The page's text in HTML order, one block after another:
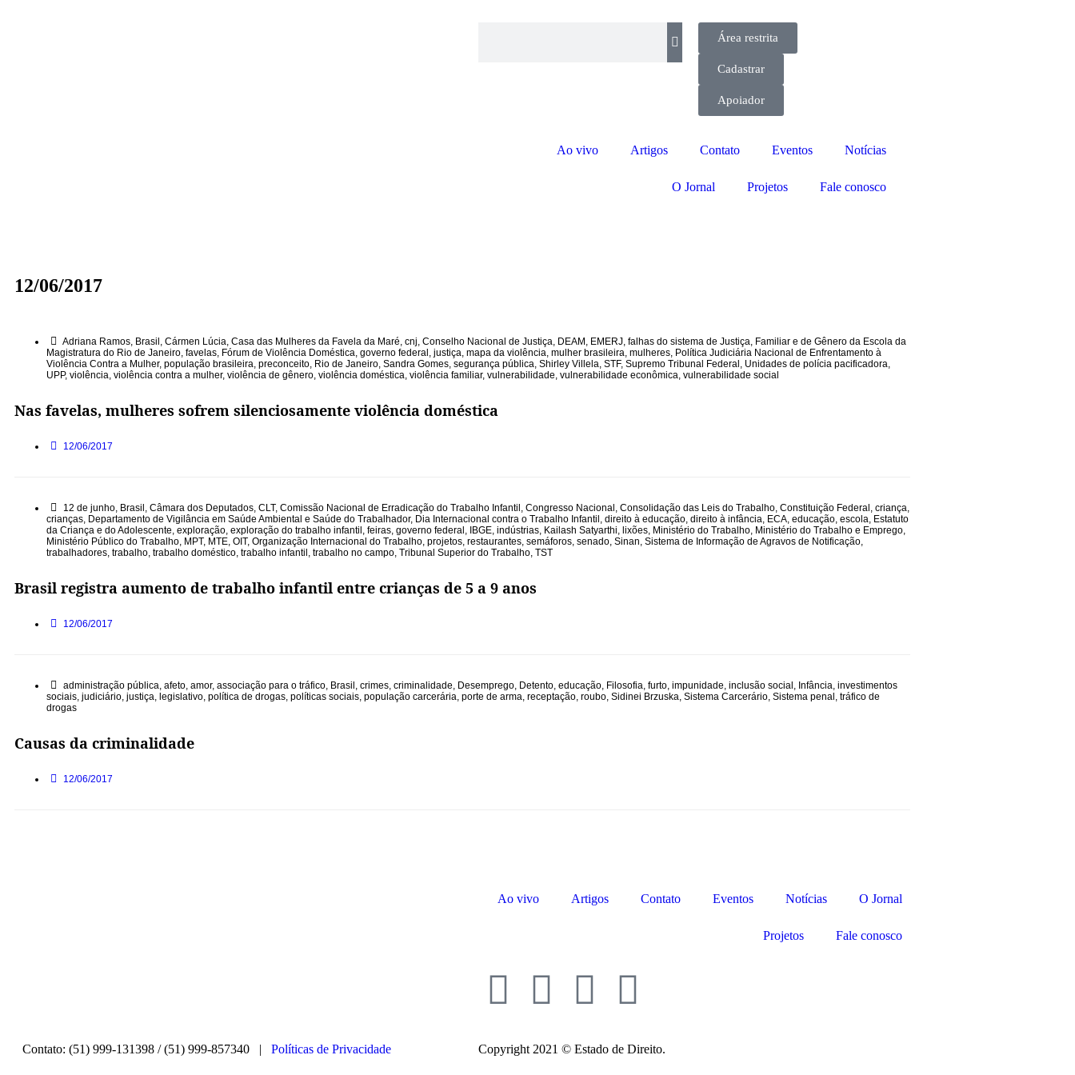
Área restrita
Cadastrar
Apoiador
Ao vivo Artigos Contato Eventos Notícias
O Jornal Projetos Fale conosco
12/06/2017
Adriana Ramos, Brasil , Cármen Lúcia, Casa das Mulheres da Favela da Maré, cnj, Conselho Nacional de Justiça, DEAM , EMERJ, falhas do sistema de Justiça, Familiar e de Gênero da Escola da
Magistratura do Rio de Janeiro, favelas, Fórum de Violência Doméstica, governo federal , justiça, mapa da violência, mulher brasileira, mulheres, Política Judiciária Nacional de Enfrentamento à
Violência Contra a Mulher, população brasileira, preconceito, Rio de Janeiro, Sandra Gomes, segurança pública, Shirley Villela, STF, Supremo Tribunal Federal , Unidades de polícia pacificadora,
UPP, violência, violência contra a mulher, violência de gênero, violência doméstica, violência familiar, vulnerabilidade, vulnerabilidade econômica, vulnerabilidade social
Nas favelas, mulheres sofrem silenciosamente violência doméstica
12/06/2017
12 de junho, Brasil , Câmara dos Deputados, CLT, Comissão Nacional de Erradicação do Trabalho Infantil , Congresso Nacional , Consolidação das Leis do Trabalho, Constituição Federal , criança,
crianças, Departamento de Vigilância em Saúde Ambiental e Saúde do Trabalhador, Dia Internacional contra o Trabalho Infantil , direito à educação, direito à infância, ECA, educação, escola, Estatuto
da Criança e do Adolescente, exploração, exploração do trabalho infantil , feiras, governo federal , IBGE, indústrias, Kailash Satyarthi, lixões, Ministério do Trabalho, Ministério do Trabalho e Emprego,
Ministério Público do Trabalho, MPT, MTE, OIT, Organização Internacional do Trabalho, projetos, restaurantes, semáforos, senado, Sinan, Sistema de Informação de Agravos de Notificação,
trabalhadores, trabalho, trabalho doméstico, trabalho infantil , trabalho no campo, Tribunal Superior do Trabalho, TST
Brasil registra aumento de trabalho infantil entre crianças de 5 a 9 anos
12/06/2017
administração pública, afeto, amor, associação para o tráfico, Brasil , crimes, criminalidade, Desemprego, Detento, educação, Filosofia, furto, impunidade, inclusão social , Infância, investimentos
sociais, judiciário, justiça, legislativo, política de drogas, políticas sociais, população carcerária, porte de arma, receptação, roubo, Sidinei Brzuska, Sistema Carcerário, Sistema penal , tráfico de
drogas
Causas da criminalidade
12/06/2017
Ao vivo Artigos Contato Eventos Notícias O Jornal
Projetos Fale conosco
Contato: (51) 999-131398 / (51) 999-857340 | Políticas de Privacidade Copyright 2021 © Estado de Direito.